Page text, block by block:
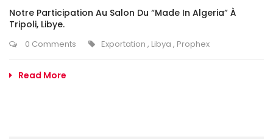
Notre Participation Au Salon Du “Made In Algeria” À
Tripoli, Libye.
0 Comments Exportation , Libya , Prophex
Read More